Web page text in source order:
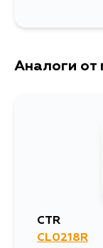
г.
Аналоги от
CTR
CL0218R